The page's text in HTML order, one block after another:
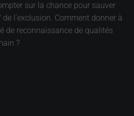
sur la chance pour sauver
de l'exclusion. Comment donner à
de reconnaissance de qualités
?